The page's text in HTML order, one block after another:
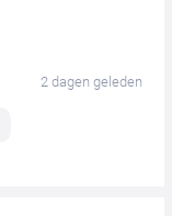
2 dagen geleden